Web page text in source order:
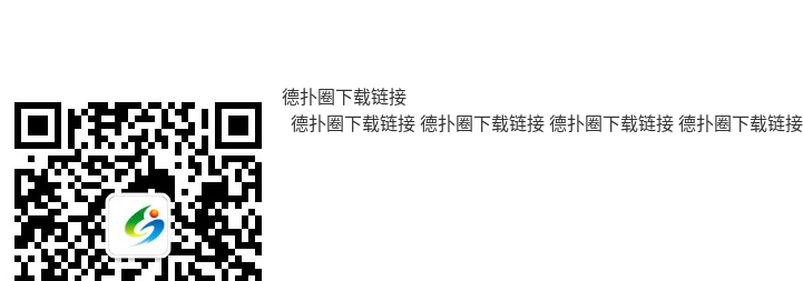
德扑圈下载链接
德扑圈下载链接 德扑圈下载链接 德扑圈下载链接 德扑圈下载链接